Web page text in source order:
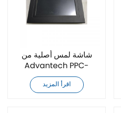
شاشة لمس أصلية من
Advantech PPC-
3151SW-P65B
اقرأ المزيد